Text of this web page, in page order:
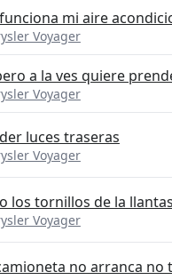
mi aire
Voyager
a la ves quiere
Voyager
luces traseras
Voyager
los tornillos de la llantas
Voyager
no arranca no